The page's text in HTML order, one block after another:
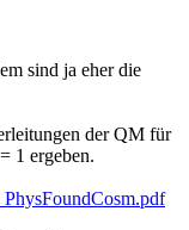
sind ja eher die
der QM für
1 ergeben.